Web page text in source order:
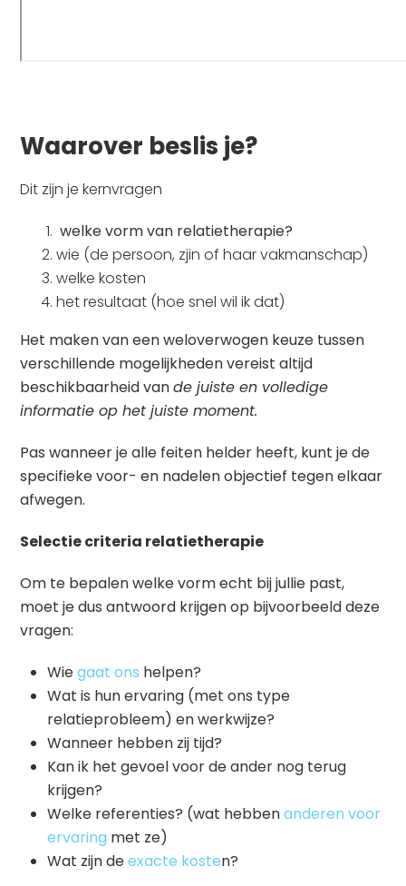
Waarover beslis je?
Dit zijn je kernvragen
welke vorm van relatietherapie?
wie (de persoon, zjin of haar vakmanschap)
welke kosten
het resultaat (hoe snel wil ik dat)
Het maken van een weloverwogen keuze tussen
verschillende mogelijkheden vereist altijd
beschikbaarheid vande juiste en volledige
informatie op het juiste moment.
Pas wanneer je alle feiten helder heeft, kunt je de
specifieke voor- en nadelen objectief tegen elkaar
afwegen.
Selectie criteria relatietherapie
Om te bepalen welke vorm echt bij jullie past,
moet je dus antwoord krijgen op bijvoorbeeld deze
vragen:
Wiegaat ons helpen?
Wat is hun ervaring (met ons type
relatieprobleem) en werkwijze?
Wanneer hebben zij tijd?
Kan ik het gevoel voor de ander nog terug
krijgen?
Welke referenties? (wat hebbenanderen voor
ervaring met ze)
Wat zijn deexacte kosten?